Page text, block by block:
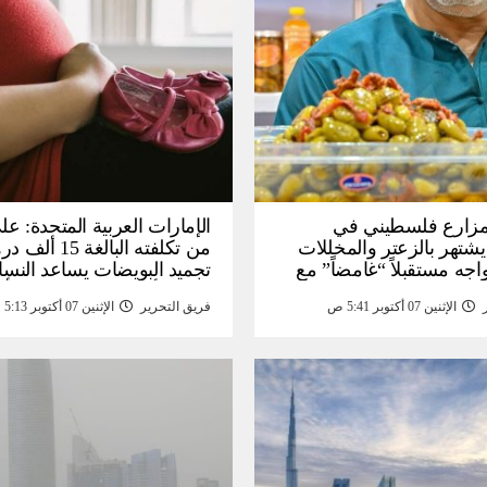
مزارع فلسطيني في
بالزعتر والمخللات
مستقبلاً “غامضاً” ​​مع
الإثنين 07 أكتوبر 5:41 ص
الإمارات العربية المتحدة:
من تكلفته
تجميد البويضات يساعد
أخبار
فريق التحرير الإثنين 07 أكتوبر 5:13 ص